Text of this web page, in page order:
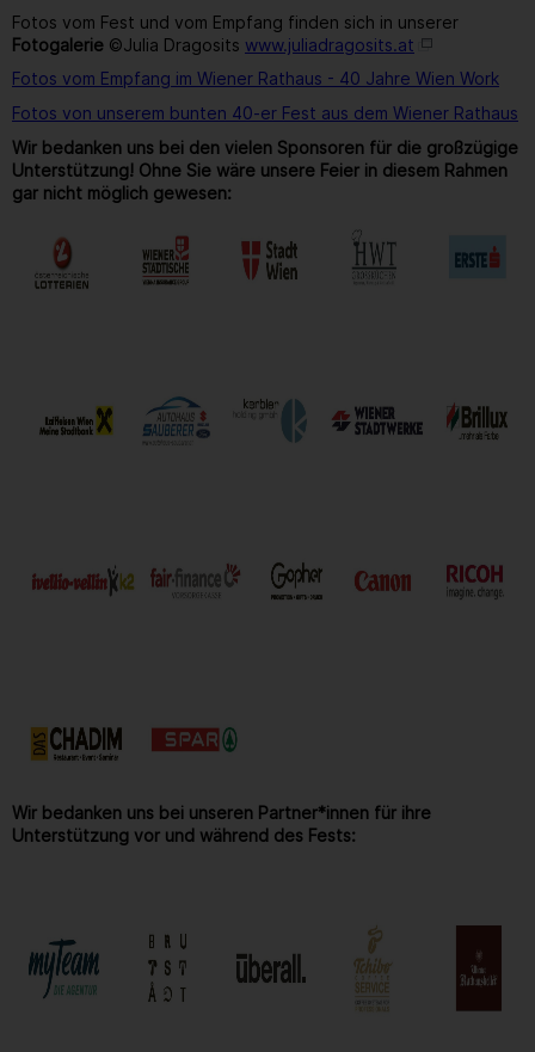
Fotos vom Fest und vom Empfang finden sich in unserer
Fotogalerie ©Julia Dragosits www.juliadragosits.at
Fotos vom Empfang im Wiener Rathaus - 40 Jahre Wien Work
Fotos von unserem bunten 40-er Fest aus dem Wiener Rathaus
Wir bedanken uns bei den vielen Sponsoren für die großzügige
Unterstützung! Ohne Sie wäre unsere Feier in diesem Rahmen
gar nicht möglich gewesen:
Wir bedanken uns bei unseren Partner*innen für ihre
Unterstützung vor und während des Fests: